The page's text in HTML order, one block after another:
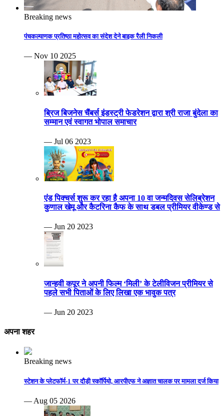
Breaking news
पंचकल्याणक प्रतिष्ठा महोत्सव का संदेश देने बाइक रैली निकली
— Nov 10 2025
ब्रिज बिजनेस चैंबर्स इंडस्ट्री फेडरेशन द्वारा श्री राजा बुंदेला का
सम्मान एवं स्वागत भोपाल समाचार
— Jul 06 2023
एंड पिक्चर्स शुरू कर रहा है अपना 10 वा जन्मदिवस सेलिब्रेशन
कुणाल खेमू और कैटरिना कैफ के साथ डबल प्रीमियर वीकेण्ड से
— Jun 20 2023
जान्हवी कपूर ने अपनी फिल्म ‘मिली’ के टेलीविजन प्रीमियर से
पहले सभी पिताओं के लिए लिखा एक भावुक पत्र
— Jun 20 2023
अपना शहर
Breaking news
स्टेशन के प्लेटफॉर्म-1 पर दौड़ी स्कॉर्पियो, आरपीएफ ने अज्ञात चालक पर मामला दर्ज किया
— Aug 05 2026